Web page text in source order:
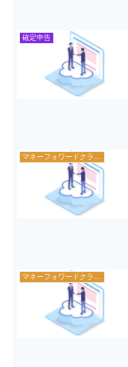
確定申告
マネーフォワードクラウド